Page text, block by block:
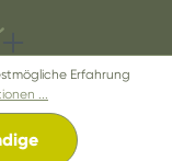
Datenschutz
Erfahrung
...